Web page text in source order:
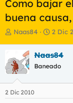
Como bajar
buena
I
c
i
a
d
o
Naas84
F
h
a
e
2 Dic
Naas84
Baneado
2 Dic 2010